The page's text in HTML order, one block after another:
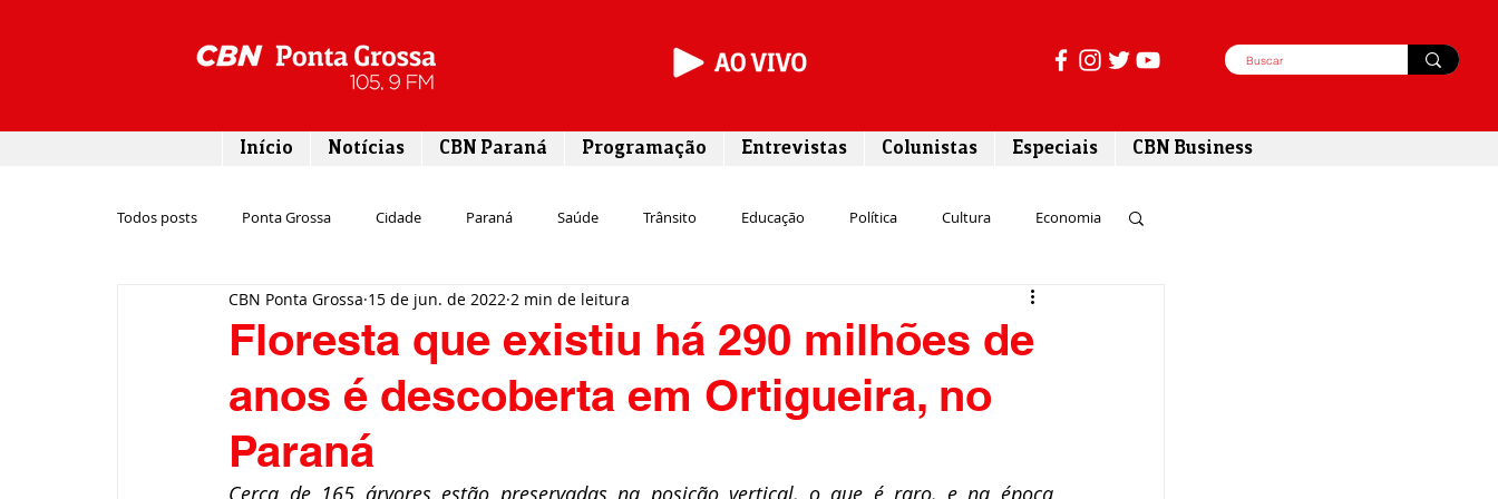
Início Notícias CBN Paraná Programação Entrevistas Colunistas Especiais CBN Business
Todos posts Ponta Grossa Cidade Paraná Saúde Trânsito Educação Política Cultura Economia
Emprego Campos Gerais Segurança Entrevista
Rodovias Agronegócio Meio ambiente Comunicação Empreendedorismo Sustentabilidade
Gastronomia Tecnologia Assistência Social
Floresta que existiu há 290 milhões de
anos é descoberta em Ortigueira, no
Paraná
CBN Ponta Grossa 15 de jun. de 2022 2 min de leitura
Cerca de 165 árvores estão preservadas na posição vertical, o que é raro, e na época